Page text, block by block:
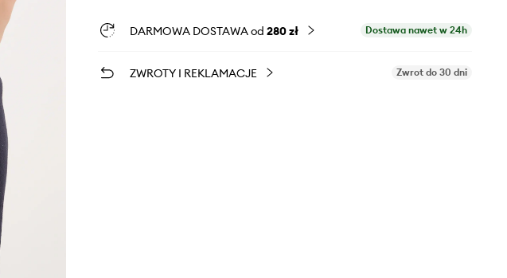
DARMOWA DOSTAWA od 280 zł Dostawa nawet w 24h
ZWROTY I REKLAMACJE Zwrot do 30 dni